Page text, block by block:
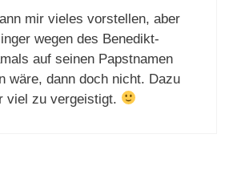
mir vieles vorstellen, aber
wegen des Benedikt-
auf seinen Papstnamen
wäre, dann doch nicht. Dazu
viel zu vergeistigt.